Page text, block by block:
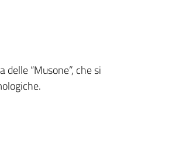
“Musone”, che si